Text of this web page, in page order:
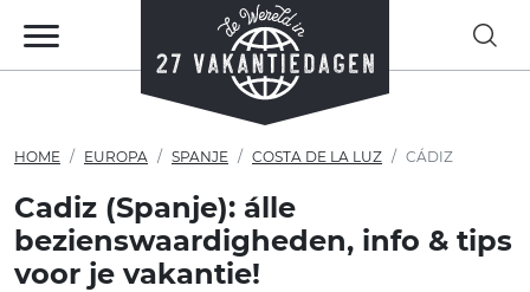
HOME EUROPA SPANJE COSTA DE LA LUZ CÁDIZ
Cadiz (Spanje): álle
bezienswaardigheden, info & tips
voor je vakantie!